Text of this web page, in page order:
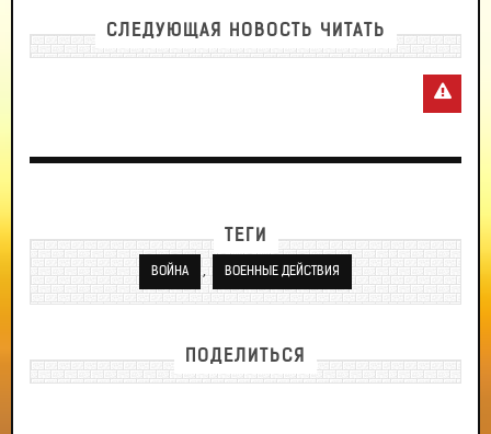
СЛЕДУЮЩАЯ НОВОСТЬ ЧИТАТЬ
ТЕГИ
ВОЙНА , ВОЕННЫЕ ДЕЙСТВИЯ
ПОДЕЛИТЬСЯ